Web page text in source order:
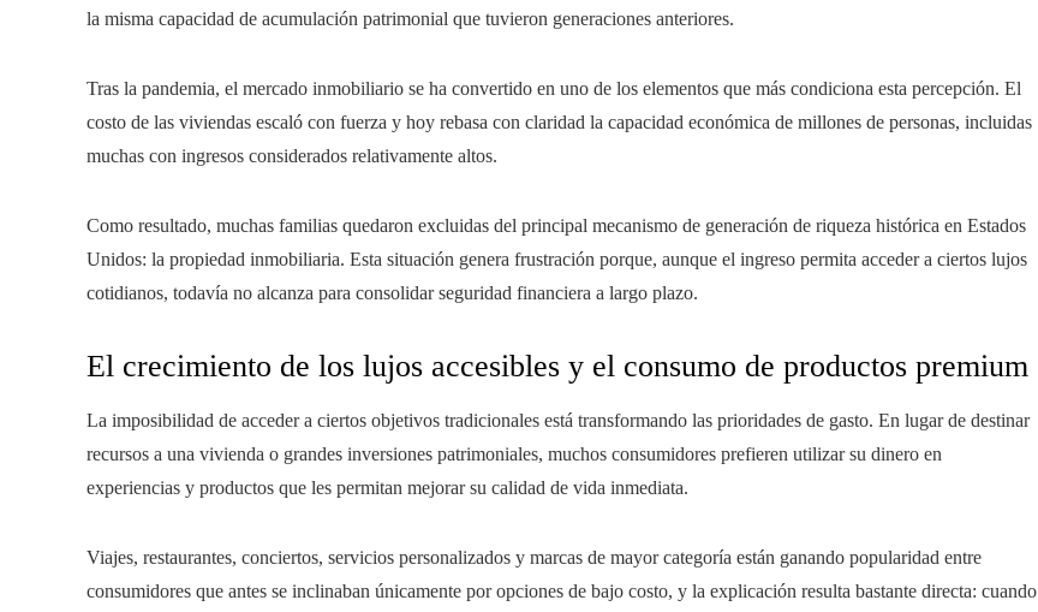
la misma capacidad de acumulación patrimonial que tuvieron generaciones anteriores.
Tras la pandemia, el mercado inmobiliario se ha convertido en uno de los elementos que más condiciona esta percepción. El
costo de las viviendas escaló con fuerza y hoy rebasa con claridad la capacidad económica de millones de personas, incluidas
muchas con ingresos considerados relativamente altos.
Como resultado, muchas familias quedaron excluidas del principal mecanismo de generación de riqueza histórica en Estados
Unidos: la propiedad inmobiliaria. Esta situación genera frustración porque, aunque el ingreso permita acceder a ciertos lujos
cotidianos, todavía no alcanza para consolidar seguridad financiera a largo plazo.
El crecimiento de los lujos accesibles y el consumo de productos premium
La imposibilidad de acceder a ciertos objetivos tradicionales está transformando las prioridades de gasto. En lugar de destinar
recursos a una vivienda o grandes inversiones patrimoniales, muchos consumidores prefieren utilizar su dinero en
experiencias y productos que les permitan mejorar su calidad de vida inmediata.
Viajes, restaurantes, conciertos, servicios personalizados y marcas de mayor categoría están ganando popularidad entre
consumidores que antes se inclinaban únicamente por opciones de bajo costo, y la explicación resulta bastante directa: cuando